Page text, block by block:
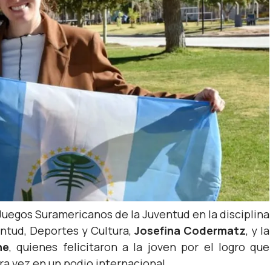
Suramericanos de la Juventud en la disciplina
Deportes y Cultura,Josefina Codermatz, y la
, quienes felicitaron a la joven por el logro que